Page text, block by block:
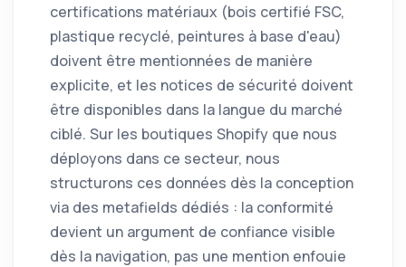
certifications matériaux (bois certifié FSC,
plastique recyclé, peintures à base d'eau)
doivent être mentionnées de manière
explicite, et les notices de sécurité doivent
être disponibles dans la langue du marché
ciblé. Sur les boutiques Shopify que nous
déployons dans ce secteur, nous
structurons ces données dès la conception
via des metafields dédiés : la conformité
devient un argument de confiance visible
dès la navigation, pas une mention enfouie